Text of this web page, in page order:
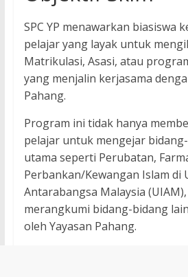
SPC YP menawarkan biasiswa
pelajar yang layak untuk
Matrikulasi, Asasi, atau
yang menjalin kerjasama
Pahang.
Program ini tidak hanya
pelajar untuk mengejar
utama seperti Perubatan,
Perbankan/Kewangan Islam di
Antarabangsa Malaysia
merangkumi bidang-bidang
oleh Yayasan Pahang.